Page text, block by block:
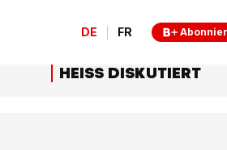
DE FR
HEISS DISKUTIERT